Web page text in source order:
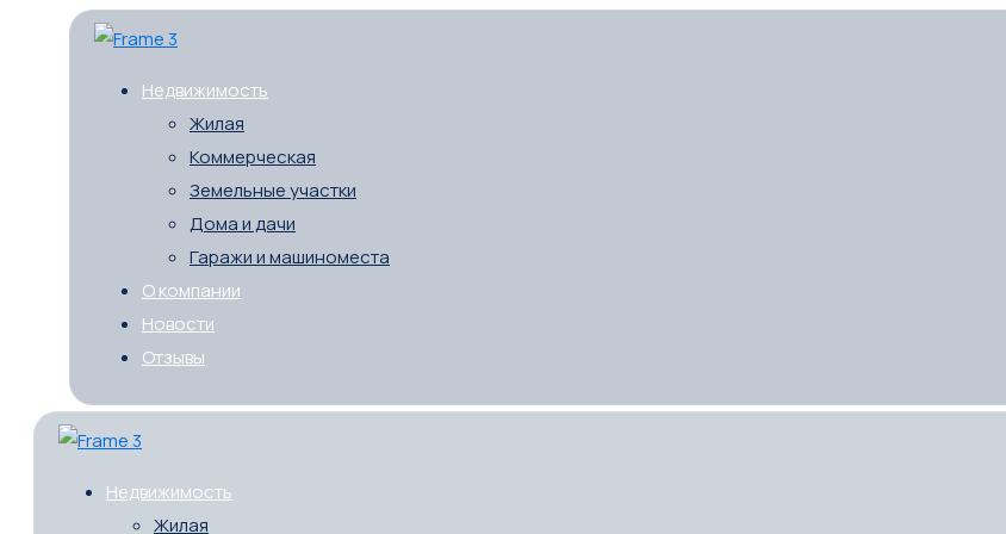
Недвижимость
Жилая
Коммерческая
Земельные участки
Дома и дачи
Гаражи и машиноместа
О компании
Новости
Отзывы
Недвижимость
Жилая